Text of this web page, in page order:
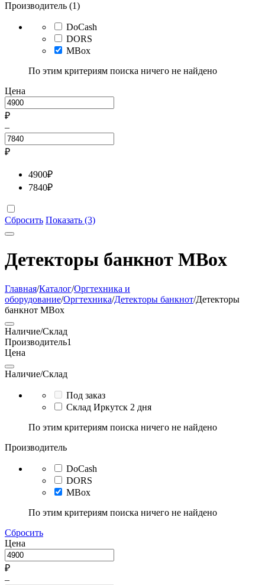
Производитель (1)
DoCash
DORS
MBox
По этим критериям поиска ничего не найдено
Цена
₽
–
₽
4900₽
7840₽
Сбросить Показать (3)
Детекторы банкнот MBox
Главная/Каталог/Оргтехника и
оборудование/Оргтехника/Детекторы банкнот/Детекторы
банкнот MBox
Наличие/Склад
Производитель1
Цена
Наличие/Склад
Под заказ
Склад Иркутск 2 дня
По этим критериям поиска ничего не найдено
Производитель
DoCash
DORS
MBox
По этим критериям поиска ничего не найдено
Сбросить
Цена
₽
–